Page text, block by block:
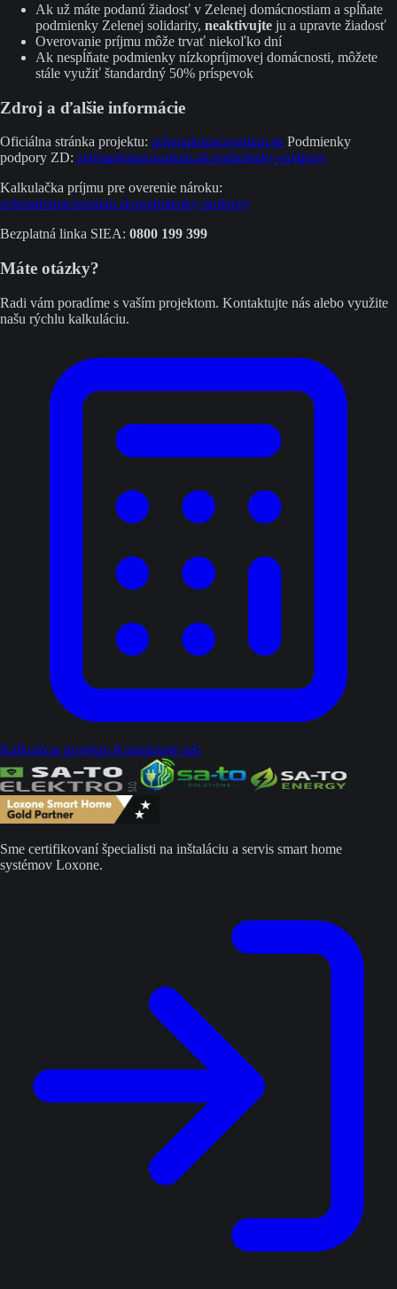
Ak už máte podanú žiadosť v Zelenej domácnostiam a spĺňate
podmienky Zelenej solidarity, neaktivujte ju a upravte žiadosť
Overovanie príjmu môže trvať niekoľko dní
Ak nespĺňate podmienky nízkopríjmovej domácnosti, môžete
stále využiť štandardný 50% príspevok
Zdroj a ďalšie informácie
Oficiálna stránka projektu: zelenadomacnostiam.sk Podmienky
podpory ZD: zelenadomacnostiam.sk/podmienky-podpory
Kalkulačka príjmu pre overenie nároku:
zelenadomacnostiam.sk/podmienky-podpory
Bezplatná linka SIEA: 0800 199 399
Máte otázky?
Radi vám poradíme s vaším projektom. Kontaktujte nás alebo využite
našu rýchlu kalkuláciu.
Kalkulácia projektu Kontaktujte nás
Sme certifikovaní špecialisti na inštaláciu a servis smart home
systémov Loxone.